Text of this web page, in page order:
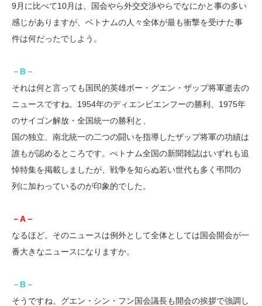
9月に比べて10月は、国会やら外交交渉やらでなにかと事の多い
感じがありますが、ベトナムの人々全体が最も衝撃を受iナた事
件は何だったでしよう。
－B－
それは何と言っても国民的英雄ボー・グエン・ザップ将軍逝去の
ニュースですね。1954年のディエンビエンフーの勝利、1975年
のサイゴン解放・全国統一の勝利と、
国の独立、南北統一の二つの闘いを指導したザップ将軍の功績は
誰もが認めるところです。べトナム全国の新聞雑誌はいずれも追
悼特集を掲載しましたが、戦争を知らぬ若い世代も多く弔問の
列に加わっているのが印象的でした。
－A－
なるほど。そのニュースは例外として全体としては国会開会が一
番大きなニュースになりますか。
－B－
そうですね、グエン・シン・フン国会議長も開会の挨拶で強調し